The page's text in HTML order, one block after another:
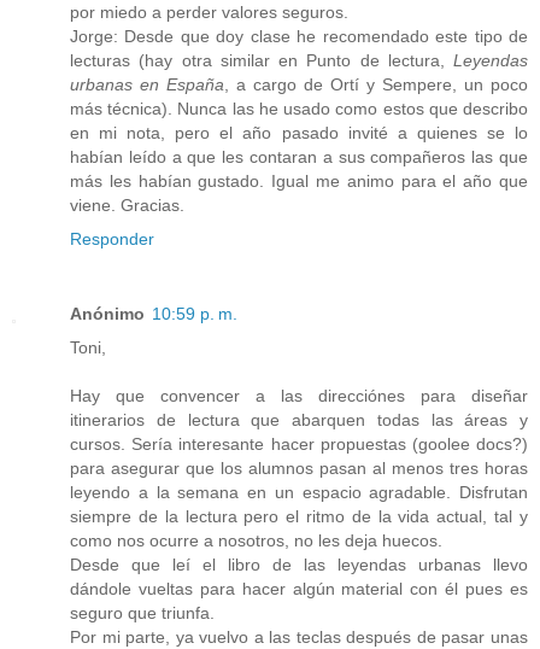
por miedo a perder valores seguros.
Jorge: Desde que doy clase he recomendado este tipo de
lecturas (hay otra similar en Punto de lectura, Leyendas
urbanas en España, a cargo de Ortí y Sempere, un poco
más técnica). Nunca las he usado como estos que describo
en mi nota, pero el año pasado invité a quienes se lo
habían leído a que les contaran a sus compañeros las que
más les habían gustado. Igual me animo para el año que
viene. Gracias.
Responder
Anónimo 10:59 p. m.
Toni,
Hay que convencer a las direcciónes para diseñar
itinerarios de lectura que abarquen todas las áreas y
cursos. Sería interesante hacer propuestas (goolee docs?)
para asegurar que los alumnos pasan al menos tres horas
leyendo a la semana en un espacio agradable. Disfrutan
siempre de la lectura pero el ritmo de la vida actual, tal y
como nos ocurre a nosotros, no les deja huecos.
Desde que leí el libro de las leyendas urbanas llevo
dándole vueltas para hacer algún material con él pues es
seguro que triunfa.
Por mi parte, ya vuelvo a las teclas después de pasar unas